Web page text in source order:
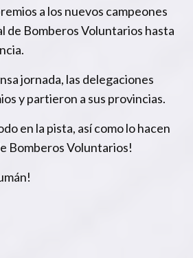
a los nuevos campeones
de Bomberos Voluntarios hasta
jornada, las delegaciones
y partieron a sus provincias.
en la pista, así como lo hacen
Bomberos Voluntarios!